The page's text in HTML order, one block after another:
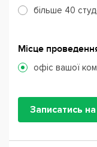
більше 40
Місце
офіс вашої
Записатись